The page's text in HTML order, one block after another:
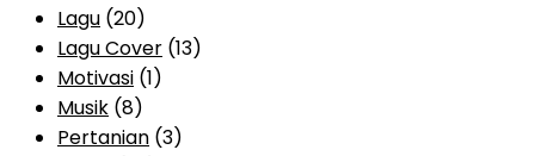
Lagu (20)
Lagu Cover (13)
Motivasi (1)
Musik (8)
Pertanian (3)